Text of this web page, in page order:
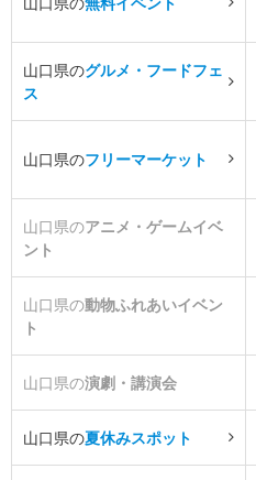
山口県のグルメ・フードフェ
ス
山口県のフリーマーケット
山口県のアニメ・ゲームイベ
ント
山口県の動物ふれあいイベン
ト
山口県の演劇・講演会
山口県の夏休みスポット